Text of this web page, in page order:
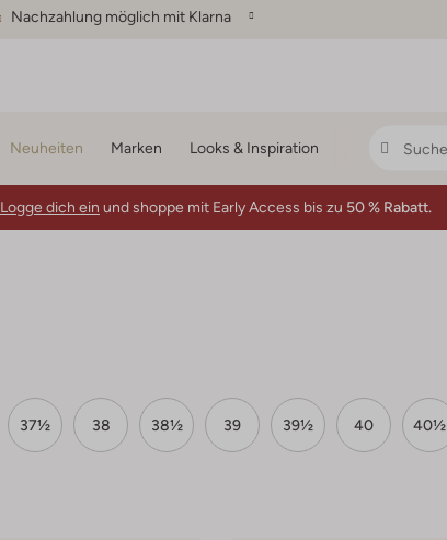
Nachzahlung möglich mit Klarna
Neuheiten Marken Looks & Inspiration
Logge dich ein und shoppe mit Early Access bis zu 50 % Rabatt.
37½ 38 38½ 39 39½ 40 40½